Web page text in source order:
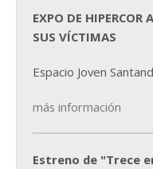
EXPO DE HIPERCOR
SUS VÍCTIMAS
Espacio Joven
más información
Estreno de "Trece